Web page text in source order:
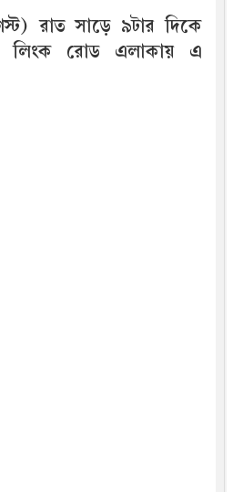
রাত সাড়ে ৯টার দিকে
লিংক রোড এলাকায় এ